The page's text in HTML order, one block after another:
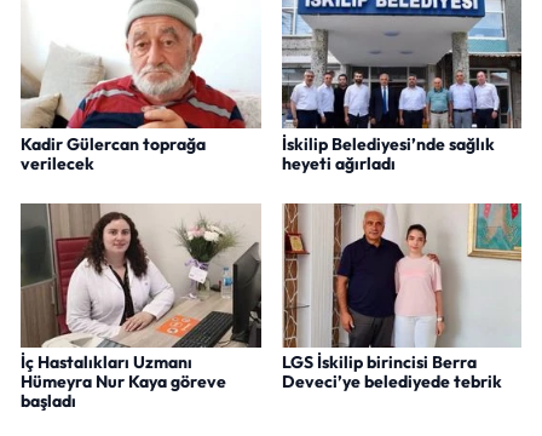
Kadir Gülercan toprağa
verilecek
İskilip Belediyesi’nde sağlık
heyeti ağırladı
İç Hastalıkları Uzmanı
Hümeyra Nur Kaya göreve
başladı
LGS İskilip birincisi Berra
Deveci’ye belediyede tebrik